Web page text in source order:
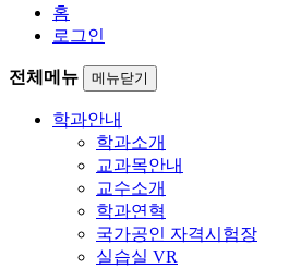
홈
로그인
전체메뉴 메뉴닫기
학과안내
학과소개
교과목안내
교수소개
학과연혁
국가공인 자격시험장
실습실 VR